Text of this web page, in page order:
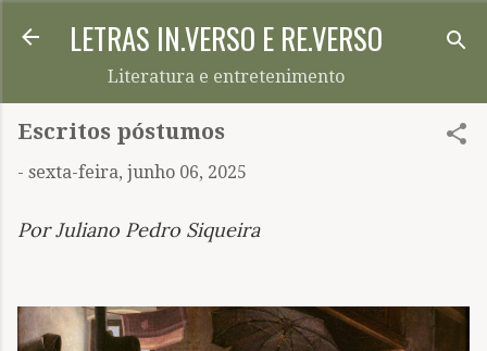
Pular para o conteúdo principal
LETRAS IN.VERSO E RE.VERSO
Literatura e entretenimento
Escritos póstumos
- sexta-feira, junho 06, 2025
Por Juliano Pedro Siqueira